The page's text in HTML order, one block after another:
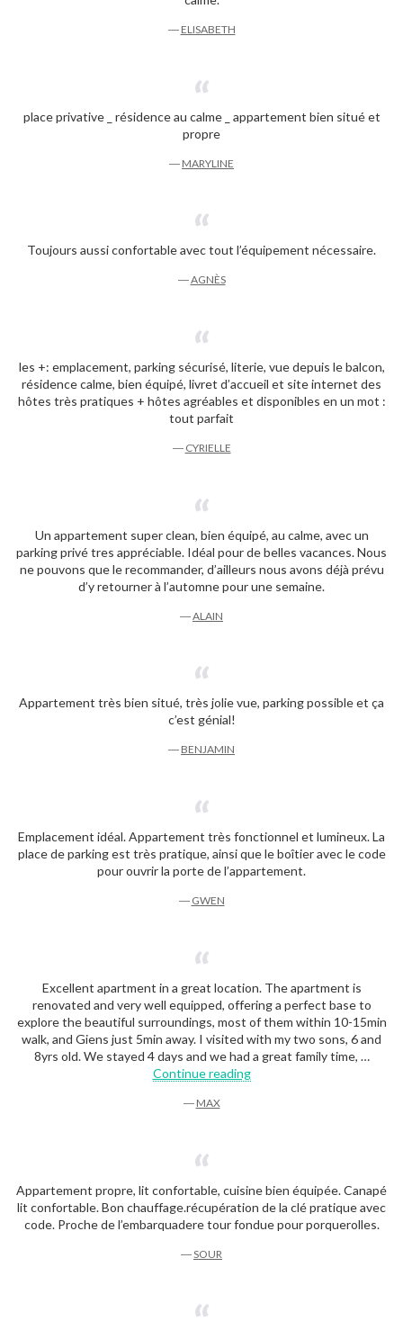
― ELISABETH
place privative _ résidence au calme _ appartement bien situé et
propre
― MARYLINE
Toujours aussi confortable avec tout l’équipement nécessaire.
―AGNÈS
les +: emplacement, parking sécurisé, literie, vue depuis le balcon,
résidence calme, bien équipé, livret d’accueil et site internet des
hôtes très pratiques + hôtes agréables et disponibles en un mot :
tout parfait
― CYRIELLE
Un appartement super clean, bien équipé, au calme, avec un
parking privé tres appréciable. Idéal pour de belles vacances. Nous
ne pouvons que le recommander, d’ailleurs nous avons déjà prévu
d’y retourner à l’automne pour une semaine.
―ALAIN
Appartement très bien situé, très jolie vue, parking possible et ça
c’est génial!
― BENJAMIN
Emplacement idéal. Appartement très fonctionnel et lumineux. La
place de parking est très pratique, ainsi que le boîtier avec le code
pour ouvrir la porte de l’appartement.
― GWEN
Excellent apartment in a great location. The apartment is
renovated and very well equipped, offering a perfect base to
explore the beautiful surroundings, most of them within 10-15min
walk, and Giens just 5min away. I visited with my two sons, 6 and
8yrs old. We stayed 4 days and we had a great family time, …
Continue reading“Max”
― MAX
Appartement propre, lit confortable, cuisine bien équipée. Canapé
lit confortable. Bon chauffage.récupération de la clé pratique avec
code. Proche de l’embarquadere tour fondue pour porquerolles.
―SOUR